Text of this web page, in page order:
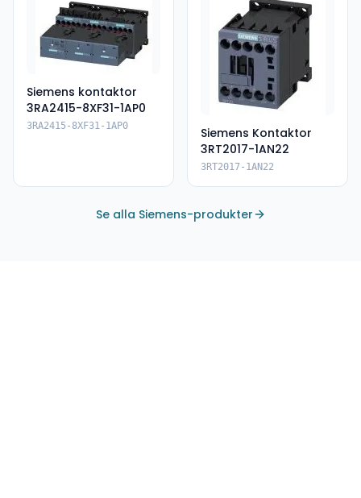
Siemens kontaktor
3RA2415-8XF31-1AP0
3RA2415-8XF31-1AP0
Siemens Kontaktor
3RT2017-1AN22
3RT2017-1AN22
Se alla Siemens-produkter